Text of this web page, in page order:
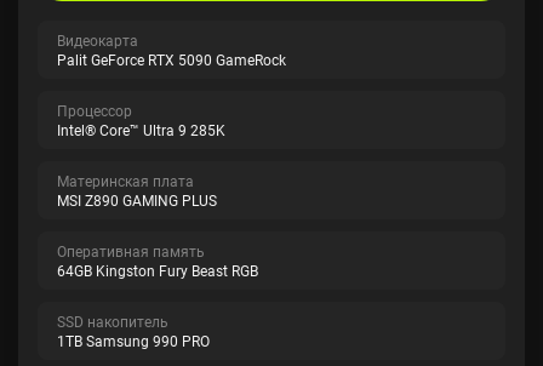
Видеокарта
Palit GeForce RTX 5090 GameRock
Процессор
Intel® Core™ Ultra 9 285K
Материнская плата
MSI Z890 GAMING PLUS
Оперативная память
64GB Kingston Fury Beast RGB
SSD накопитель
1TB Samsung 990 PRO